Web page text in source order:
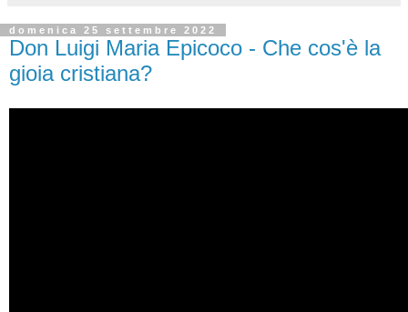
domenica 25 settembre 2022
Don Luigi Maria Epicoco - Che cos'è la
gioia cristiana?